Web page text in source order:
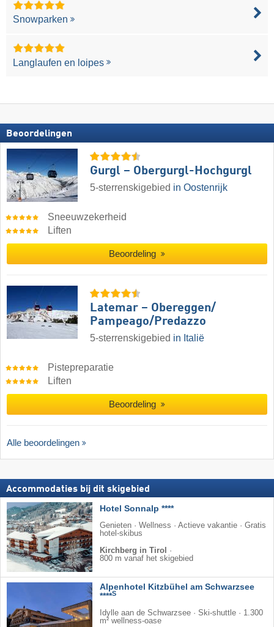
Snowparken
Langlaufen en loipes
Beoordelingen
Gurgl – Obergurgl-Hochgurgl
5-sterrenskigebied in Oostenrijk
Sneeuwzekerheid
Liften
Beoordeling
Latemar – Obereggen/​
Pampeago/​Predazzo
5-sterrenskigebied in Italië
Pistepreparatie
Liften
Beoordeling
Alle beoordelingen
Accommodaties bij dit skigebied
Hotel Sonnalp ****
Genieten · Wellness · Actieve vakantie · Gratis
hotel-skibus
Kirchberg in Tirol
·
800 m vanaf het skigebied
Alpenhotel Kitzbühel am Schwarzsee
****S
Idylle aan de Schwarzsee · Ski-shuttle · 1.300
m² wellness-oase